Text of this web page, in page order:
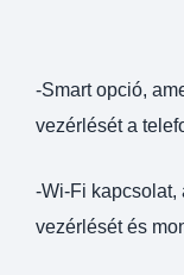
-Smart opció,
vezérlését a
-Wi-Fi kapcsolat,
vezérlését és